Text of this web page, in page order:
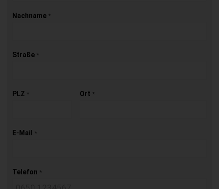
Nachname *
Straße *
PLZ * Ort *
E-Mail *
Telefon *